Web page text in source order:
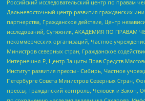
Российский исследовательский центр по правам
Дальневосточный центр развития гражданских
партнерства, Гражданское действие, Центр
исследований, Сутяжник, АКАДЕМИЯ ПО ПРАВАМ
некоммерческих организаций, Частное
Министров северных стран, Гражданское
Интернешнл-Р, Центр Защиты Прав Средств
Институт развития прессы - Сибирь, Частное
Петербурге Совета Министров Северных Стран,
прессы, Гражданский контроль, Человек и Закон,